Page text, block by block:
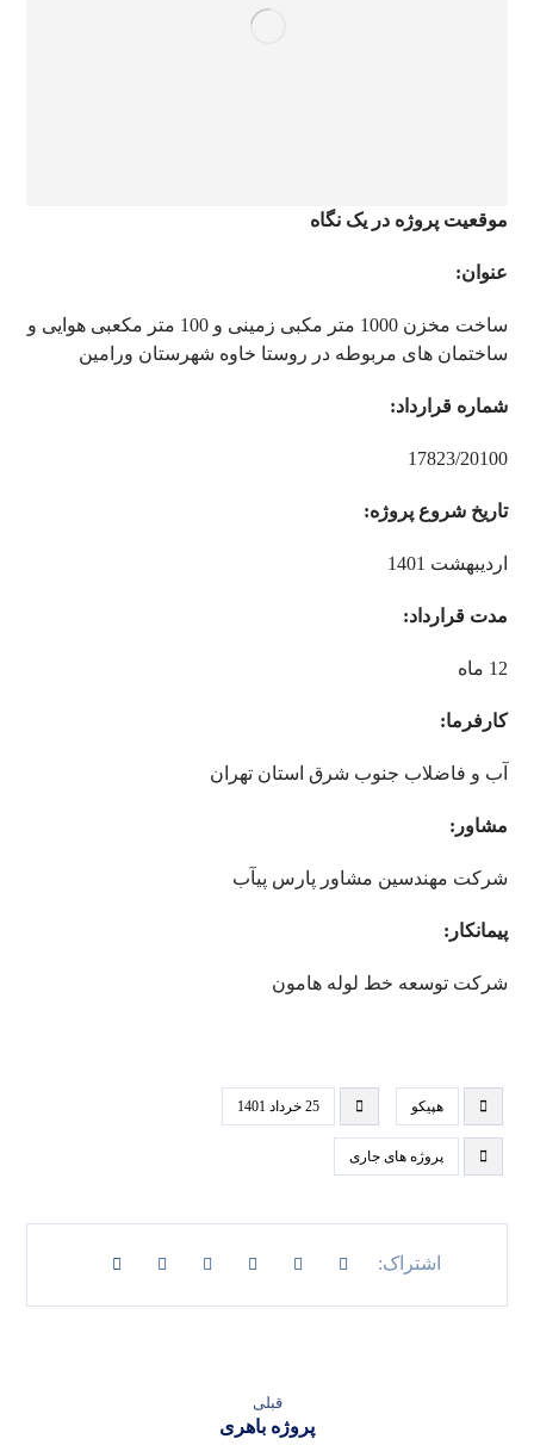
موقعیت پروژه در یک نگاه
عنوان:
ساخت مخزن 1000 متر مکبی زمینی و 100 متر مکعبی هوایی و
ساختمان های مربوطه در روستا خاوه شهرستان ورامین
شماره قرارداد:
17823/20100
تاریخ شروع پروژه:
اردیبهشت 1401
مدت قرارداد:
12 ماه
کارفرما:
آب و فاضلاب جنوب شرق استان تهران
مشاور:
شرکت مهندسین مشاور پارس پیآب
پیمانکار:
شرکت توسعه خط لوله هامون
هپیکو 25 خرداد 1401
پروژه های جاری
قبلی
پروژه باهری